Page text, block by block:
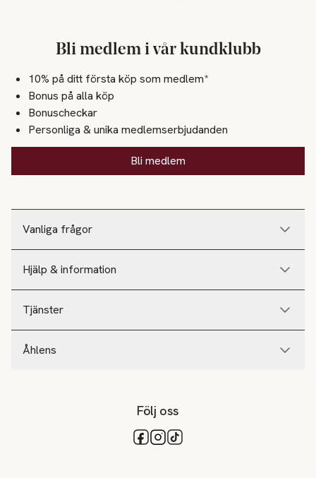
Vanliga frågor
Hjälp & information
Tjänster
Åhlens
Bli medlem i vår kundklubb
10% på ditt första köp som medlem*
Bonus på alla köp
Bonuscheckar
Personliga & unika medlemserbjudanden
Bli medlem
Följ oss